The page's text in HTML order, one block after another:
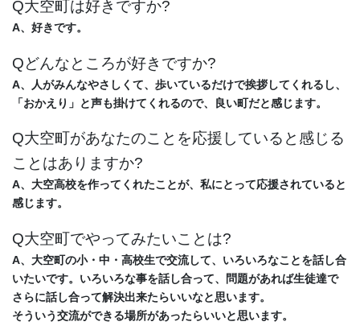
Q大空町は好きですか?
A、好きです。
Qどんなところが好きですか?
A、人がみんなやさしくて、歩いているだけで挨拶してくれるし、
「おかえり」と声も掛けてくれるので、
良い町だと感じます。
Q大空町があなたのことを応援していると感じる
ことはありますか?
A、大空高校を作ってくれたことが、私にとって応援されていると
感じます。
Q大空町でやってみたいことは?
A、大空町の小・中・高校生で交流して、いろいろなことを話し合
いたいです。いろいろな事を話し合って、
問題があれば生徒達で
さらに話し合って解決出来たらいいなと思います。
そういう交流ができる場所があったらいいと思います。